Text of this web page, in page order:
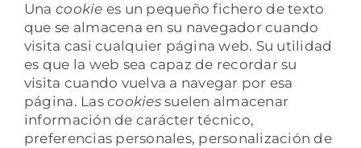
Contacto
Unacookie es un pequeño fichero de texto
que se almacena en su navegador cuando
visita casi cualquier página web. Su utilidad
es que la web sea capaz de recordar su
visita cuando vuelva a navegar por esa
página. Lascookiessuelen almacenar
información de carácter técnico,
preferencias personales, personalización de